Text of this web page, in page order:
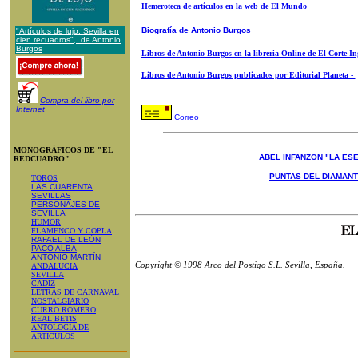
"Artículos de lujo: Sevilla en
cien recuadros", de Antonio
Burgos
Compra del libro por
Internet
MONOGRÁFICOS DE "EL
REDCUADRO"
TOROS
LAS CUARENTA
SEVILLAS
PERSONAJES DE
SEVILLA
HUMOR
FLAMENCO Y COPLA
RAFAEL DE LEÓN
PACO ALBA
ANTONIO MARTÍN
ANDALUCIA
SEVILLA
CADIZ
LETRAS DE CARNAVAL
NOSTALGIARIO
CURRO ROMERO
REAL BETIS
ANTOLOGÍA DE
ARTICULOS
Hemeroteca de artículos en la web de El Mundo
Biografía de Antonio Burgos
Libros de Antonio Burgos en la libreria Online de El Corte
Libros de Antonio Burgos publicados por Editorial Planeta -
Correo
ABEL INFANZON "LA
PUNTAS DEL
Copyright © 1998 Arco del Postigo S.L. Sevilla, España.